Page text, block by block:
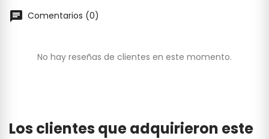
Comentarios (0)
No hay reseñas de clientes en este momento.
Los clientes que adquirieron este